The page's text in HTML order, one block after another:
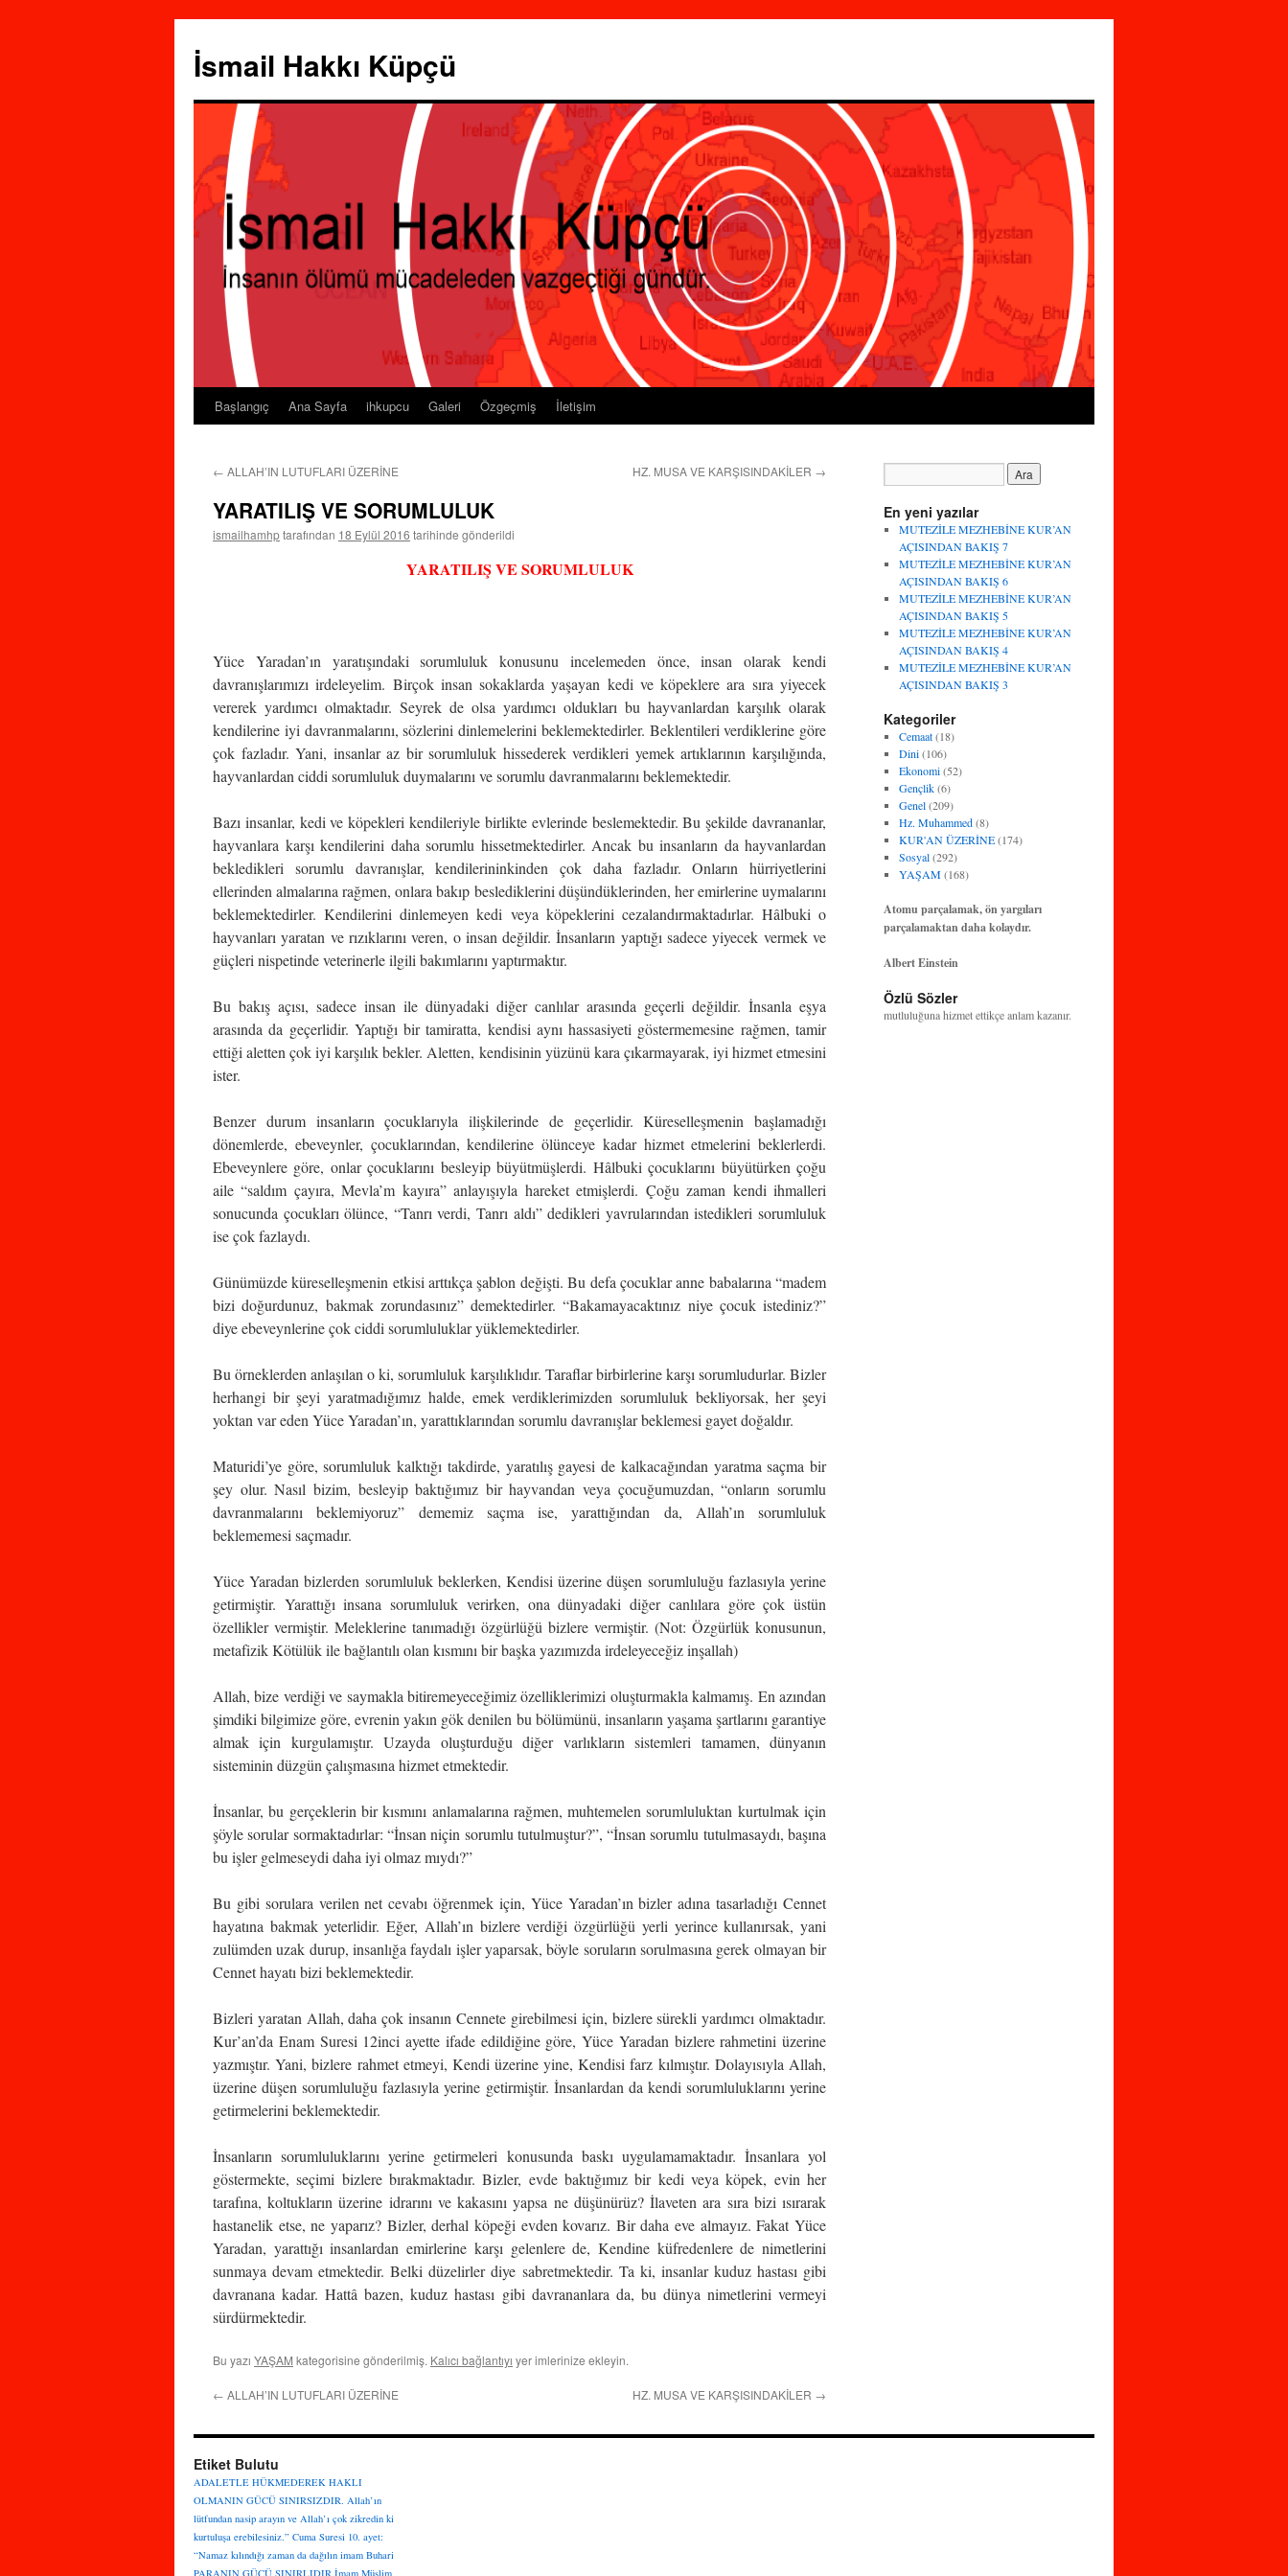
İsmail Hakkı Küpçü
Başlangıç Ana Sayfa ihkupcu Galeri Özgeçmiş İletişim
← ALLAH’IN LUTUFLARI ÜZERİNE HZ. MUSA VE KARŞISINDAKİLER →
YARATILIŞ VE SORUMLULUK
ismailhamhptarafından 18 Eylül 2016 tarihinde gönderildi
YARATILIŞ VE SORUMLULUK
Yüce Yaradan’ın yaratışındaki sorumluluk konusunu incelemeden önce, insan olarak kendi
davranışlarımızı irdeleyelim. Birçok insan sokaklarda yaşayan kedi ve köpeklere ara sıra yiyecek
vererek yardımcı olmaktadır. Seyrek de olsa yardımcı oldukları bu hayvanlardan karşılık olarak
kendilerine iyi davranmalarını, sözlerini dinlemelerini beklemektedirler. Beklentileri verdiklerine göre
çok fazladır. Yani, insanlar az bir sorumluluk hissederek verdikleri yemek artıklarının karşılığında,
hayvanlardan ciddi sorumluluk duymalarını ve sorumlu davranmalarını beklemektedir.
Bazı insanlar, kedi ve köpekleri kendileriyle birlikte evlerinde beslemektedir. Bu şekilde davrananlar,
hayvanlara karşı kendilerini daha sorumlu hissetmektedirler. Ancak bu insanların da hayvanlardan
bekledikleri sorumlu davranışlar, kendilerininkinden çok daha fazladır. Onların hürriyetlerini
ellerinden almalarına rağmen, onlara bakıp beslediklerini düşündüklerinden, her emirlerine uymalarını
beklemektedirler. Kendilerini dinlemeyen kedi veya köpeklerini cezalandırmaktadırlar. Hâlbuki o
hayvanları yaratan ve rızıklarını veren, o insan değildir. İnsanların yaptığı sadece yiyecek vermek ve
güçleri nispetinde veterinerle ilgili bakımlarını yaptırmaktır.
Bu bakış açısı, sadece insan ile dünyadaki diğer canlılar arasında geçerli değildir. İnsanla eşya
arasında da geçerlidir. Yaptığı bir tamiratta, kendisi aynı hassasiyeti göstermemesine rağmen, tamir
ettiği aletten çok iyi karşılık bekler. Aletten, kendisinin yüzünü kara çıkarmayarak, iyi hizmet etmesini
ister.
Benzer durum insanların çocuklarıyla ilişkilerinde de geçerlidir. Küreselleşmenin başlamadığı
dönemlerde, ebeveynler, çocuklarından, kendilerine ölünceye kadar hizmet etmelerini beklerlerdi.
Ebeveynlere göre, onlar çocuklarını besleyip büyütmüşlerdi. Hâlbuki çocuklarını büyütürken çoğu
aile “saldım çayıra, Mevla’m kayıra” anlayışıyla hareket etmişlerdi. Çoğu zaman kendi ihmalleri
sonucunda çocukları ölünce, “Tanrı verdi, Tanrı aldı” dedikleri yavrularından istedikleri sorumluluk
ise çok fazlaydı.
Günümüzde küreselleşmenin etkisi arttıkça şablon değişti. Bu defa çocuklar anne babalarına “madem
bizi doğurdunuz, bakmak zorundasınız” demektedirler. “Bakamayacaktınız niye çocuk istediniz?”
diye ebeveynlerine çok ciddi sorumluluklar yüklemektedirler.
Bu örneklerden anlaşılan o ki, sorumluluk karşılıklıdır. Taraflar birbirlerine karşı sorumludurlar. Bizler
herhangi bir şeyi yaratmadığımız halde, emek verdiklerimizden sorumluluk bekliyorsak, her şeyi
yoktan var eden Yüce Yaradan’ın, yarattıklarından sorumlu davranışlar beklemesi gayet doğaldır.
Maturidi’ye göre, sorumluluk kalktığı takdirde, yaratılış gayesi de kalkacağından yaratma saçma bir
şey olur. Nasıl bizim, besleyip baktığımız bir hayvandan veya çocuğumuzdan, “onların sorumlu
davranmalarını beklemiyoruz” dememiz saçma ise, yarattığından da, Allah’ın sorumluluk
beklememesi saçmadır.
Yüce Yaradan bizlerden sorumluluk beklerken, Kendisi üzerine düşen sorumluluğu fazlasıyla yerine
getirmiştir. Yarattığı insana sorumluluk verirken, ona dünyadaki diğer canlılara göre çok üstün
özellikler vermiştir. Meleklerine tanımadığı özgürlüğü bizlere vermiştir. (Not: Özgürlük konusunun,
metafizik Kötülük ile bağlantılı olan kısmını bir başka yazımızda irdeleyeceğiz inşallah)
Allah, bize verdiği ve saymakla bitiremeyeceğimiz özelliklerimizi oluşturmakla kalmamış. En azından
şimdiki bilgimize göre, evrenin yakın gök denilen bu bölümünü, insanların yaşama şartlarını garantiye
almak için kurgulamıştır. Uzayda oluşturduğu diğer varlıkların sistemleri tamamen, dünyanın
sisteminin düzgün çalışmasına hizmet etmektedir.
İnsanlar, bu gerçeklerin bir kısmını anlamalarına rağmen, muhtemelen sorumluluktan kurtulmak için
şöyle sorular sormaktadırlar: “İnsan niçin sorumlu tutulmuştur?”, “İnsan sorumlu tutulmasaydı, başına
bu işler gelmeseydi daha iyi olmaz mıydı?”
Bu gibi sorulara verilen net cevabı öğrenmek için, Yüce Yaradan’ın bizler adına tasarladığı Cennet
hayatına bakmak yeterlidir. Eğer, Allah’ın bizlere verdiği özgürlüğü yerli yerince kullanırsak, yani
zulümden uzak durup, insanlığa faydalı işler yaparsak, böyle soruların sorulmasına gerek olmayan bir
Cennet hayatı bizi beklemektedir.
Bizleri yaratan Allah, daha çok insanın Cennete girebilmesi için, bizlere sürekli yardımcı olmaktadır.
Kur’an’da Enam Suresi 12inci ayette ifade edildiğine göre, Yüce Yaradan bizlere rahmetini üzerine
yazmıştır. Yani, bizlere rahmet etmeyi, Kendi üzerine yine, Kendisi farz kılmıştır. Dolayısıyla Allah,
üzerine düşen sorumluluğu fazlasıyla yerine getirmiştir. İnsanlardan da kendi sorumluluklarını yerine
getirmelerini beklemektedir.
İnsanların sorumluluklarını yerine getirmeleri konusunda baskı uygulamamaktadır. İnsanlara yol
göstermekte, seçimi bizlere bırakmaktadır. Bizler, evde baktığımız bir kedi veya köpek, evin her
tarafına, koltukların üzerine idrarını ve kakasını yapsa ne düşünürüz? İlaveten ara sıra bizi ısırarak
hastanelik etse, ne yaparız? Bizler, derhal köpeği evden kovarız. Bir daha eve almayız. Fakat Yüce
Yaradan, yarattığı insanlardan emirlerine karşı gelenlere de, Kendine küfredenlere de nimetlerini
sunmaya devam etmektedir. Belki düzelirler diye sabretmektedir. Ta ki, insanlar kuduz hastası gibi
davranana kadar. Hattâ bazen, kuduz hastası gibi davrananlara da, bu dünya nimetlerini vermeyi
sürdürmektedir.
Bu yazı YAŞAM kategorisine gönderilmiş. Kalıcı bağlantıyı yer imlerinize ekleyin.
← ALLAH’IN LUTUFLARI ÜZERİNE HZ. MUSA VE KARŞISINDAKİLER →
En yeni yazılar
MUTEZİLE MEZHEBİNE KUR’AN
AÇISINDAN BAKIŞ 7
MUTEZİLE MEZHEBİNE KUR’AN
AÇISINDAN BAKIŞ 6
MUTEZİLE MEZHEBİNE KUR’AN
AÇISINDAN BAKIŞ 5
MUTEZİLE MEZHEBİNE KUR’AN
AÇISINDAN BAKIŞ 4
MUTEZİLE MEZHEBİNE KUR’AN
AÇISINDAN BAKIŞ 3
Kategoriler
Cemaat(18)
Dini(106)
Ekonomi(52)
Gençlik(6)
Genel(209)
Hz. Muhammed(8)
KUR'AN ÜZERİNE(174)
Sosyal(292)
YAŞAM(168)
Atomu parçalamak, ön yargıları
parçalamaktan daha kolaydır.
Albert Einstein
Özlü Sözler
mutluluğuna hizmet ettikçe anlam kazanır.
Etiket Bulutu
ADALETLE HÜKMEDEREK HAKLI
OLMANIN GÜCÜ SINIRSIZDIR. Allah’ın
lütfundan nasip arayın ve Allah’ı çok zikredin ki
kurtuluşa erebilesiniz.” Cuma Suresi 10. ayet:
“Namaz kılındığı zaman da dağılın imam Buhari
PARANIN GÜCÜ SINIRLIDIR İmam Müslim